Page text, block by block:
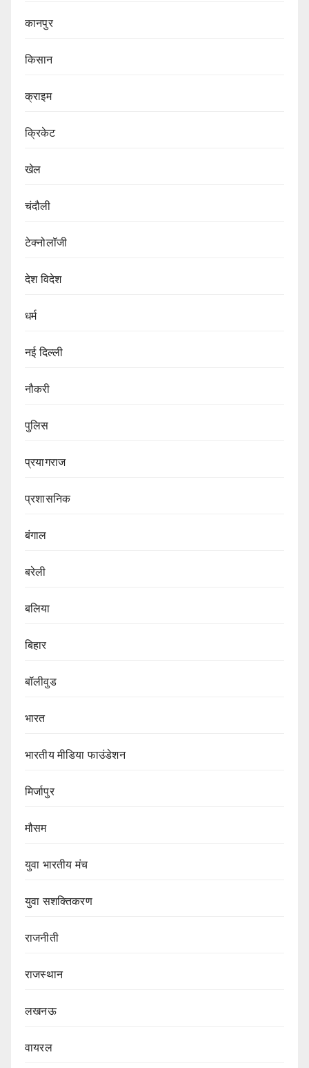
कानपुर
किसान
क्राइम
क्रिकेट
खेल
चंदौली
टेक्नोलॉजी
देश विदेश
धर्म
नई दिल्ली
नौकरी
पुलिस
प्रयागराज
प्रशासनिक
बंगाल
बरेली
बलिया
बिहार
बॉलीवुड
भारत
भारतीय मीडिया फाउंडेशन
मिर्जापुर
मौसम
युवा भारतीय मंच
युवा सशक्तिकरण
राजनीती
राजस्थान
लखनऊ
वायरल